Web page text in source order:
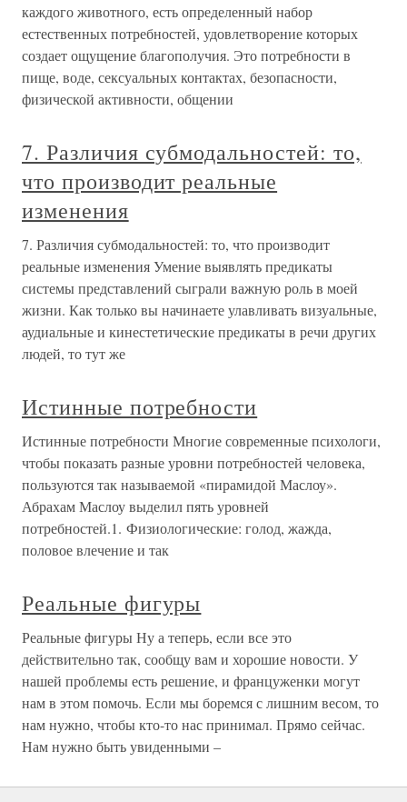
каждого животного, есть определенный набор
естественных потребностей, удовлетворение которых
создает ощущение благополучия. Это потребности в
пище, воде, сексуальных контактах, безопасности,
физической активности, общении
7. Различия субмодальностей: то,
что производит реальные
изменения
7. Различия субмодальностей: то, что производит
реальные изменения Умение выявлять предикаты
системы представлений сыграли важную роль в моей
жизни. Как только вы начинаете улавливать визуальные,
аудиальные и кинестетические предикаты в речи других
людей, то тут же
Истинные потребности
Истинные потребности Многие современные психологи,
чтобы показать разные уровни потребностей человека,
пользуются так называемой «пирамидой Маслоу».
Абрахам Маслоу выделил пять уровней
потребностей.1. Физиологические: голод, жажда,
половое влечение и так
Реальные фигуры
Реальные фигуры Ну а теперь, если все это
действительно так, сообщу вам и хорошие новости. У
нашей проблемы есть решение, и француженки могут
нам в этом помочь. Если мы боремся с лишним весом, то
нам нужно, чтобы кто-то нас принимал. Прямо сейчас.
Нам нужно быть увиденными –